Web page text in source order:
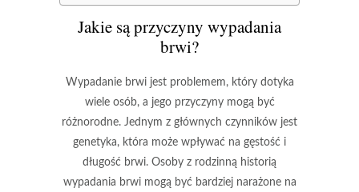
Jakie są przyczyny wypadania
brwi?
Wypadanie brwi jest problemem, który dotyka
wiele osób, a jego przyczyny mogą być
różnorodne. Jednym z głównych czynników jest
genetyka, która może wpływać na gęstość i
długość brwi. Osoby z rodzinną historią
wypadania brwi mogą być bardziej narażone na